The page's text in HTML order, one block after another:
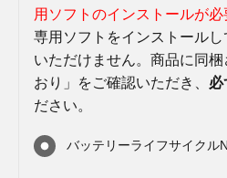
用ソフトのインストールが必
専用ソフトをインストール
いただけません。商品に同
おり」をご確認いただき、 必
ださい。
バッテリーライフサイクル